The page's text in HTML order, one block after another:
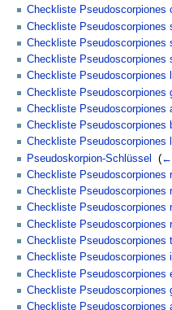
Checkliste Pseudoscorpiones
Checkliste Pseudoscorpiones
Checkliste Pseudoscorpiones
Checkliste Pseudoscorpiones
Checkliste Pseudoscorpiones
Checkliste Pseudoscorpiones
Checkliste Pseudoscorpiones
Checkliste Pseudoscorpiones
Checkliste Pseudoscorpiones
Pseudoskorpion-Schlüssel
(←
Checkliste Pseudoscorpiones
Checkliste Pseudoscorpiones
Checkliste Pseudoscorpiones
Checkliste Pseudoscorpiones
Checkliste Pseudoscorpiones
Checkliste Pseudoscorpiones
Checkliste Pseudoscorpiones
Checkliste Pseudoscorpiones
Checkliste Pseudoscorpiones